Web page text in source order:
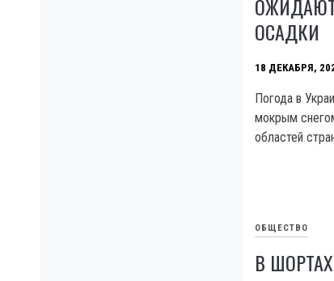
ОСАДКИ
18 ДЕКАБРЯ,
Погода в
мокрым
областей
ОБЩЕСТВО
В